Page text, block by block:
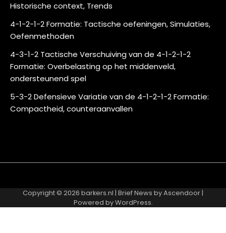
Historische context, Trends
4-1-2-1-2 Formatie: Tactische oefeningen, Simulaties,
Oefenmethoden
4-3-1-2 Tactische Verschuiving van de 4-1-2-1-2
Formatie: Overbelasting op het middenveld,
ondersteunend spel
5-3-2 Defensieve Variatie van de 4-1-2-1-2 Formatie:
Compactheid, counteraanvallen
Us
Us
Policy
Policy
and
Conditions
Copyright © 2026 barkers.nl | Brief News byAscendoor |
Powered byWordPress.